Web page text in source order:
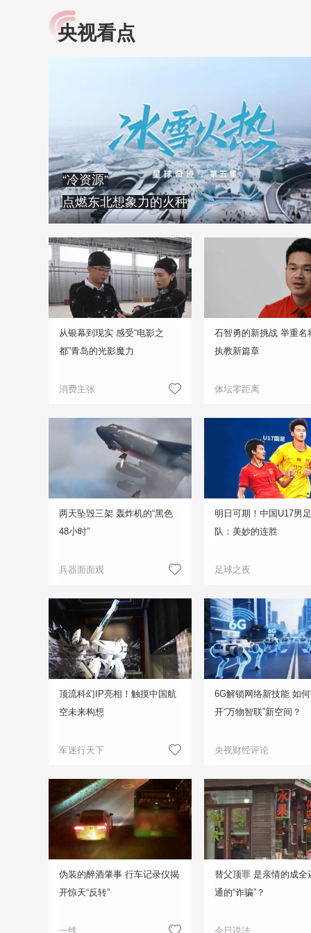
小央视频
央视网原创视频子品牌，
提高全民健康素养水
康》，向所有人分享
知识！
央视看点
“冷资源”
点燃东北想象力的火种
从银幕到现实 感受“电影之
都”青岛的光影魔力
消费主张
石智勇的新挑战 举重名
执教新篇章
体坛零距离
两天坠毁三架 轰炸机的“黑色
48小时”
兵器面面观
明日可期！中国U17男
队：美妙的连胜
足球之夜
顶流科幻IP亮相！触摸中国航
空未来构想
军迷行天下
6G解锁网络新技能 如
开“万物智联”新空间？
央视财经评论
伪装的醉酒肇事 行车记录仪揭
开惊天“反转”
一线
替父顶罪 是亲情的成全
通的“诈骗”？
今日说法